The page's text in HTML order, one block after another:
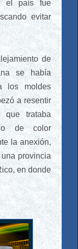
el país fue
evitar
de
se había
los moldes
a resentir
que trataba
de color
la anexión,
provincia
en donde